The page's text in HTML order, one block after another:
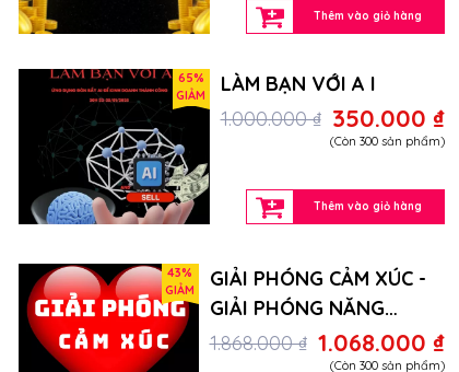
Thêm vào giỏ hàng
65%
GIẢM
LÀM BẠN VỚI A I
1.000.000 ₫ 350.000 ₫
(Còn 300 sản phẩm)
Thêm vào giỏ hàng
43%
GIẢM
GIẢI PHÓNG CẢM XÚC -
GIẢI PHÓNG NĂNG
LƯỢNG
1.868.000 ₫ 1.068.000 ₫
(Còn 300 sản phẩm)